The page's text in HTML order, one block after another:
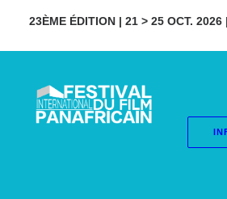
23ÈME ÉDITION | 21 > 25 OCT. 2026